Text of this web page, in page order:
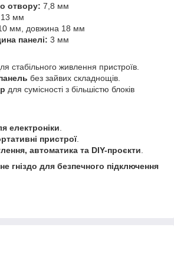
отвору: 7,8 мм
13 мм
мм, довжина 18 мм
панелі: 3 мм
стабільного живлення пристроїв.
без зайвих складнощів.
для сумісності з більшістю блоків
електроніки
пристрої.
автоматика та DIY-проєкти
гніздо для безпечного підключення